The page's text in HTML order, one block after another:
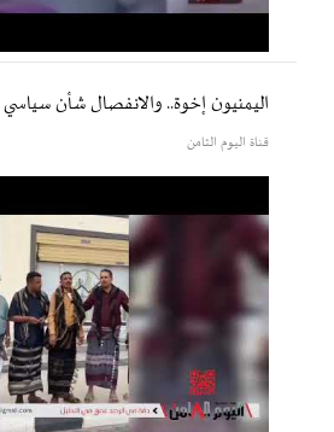
اليمنيون إخوة.. والانفصال شأن سياسي
قناة اليوم الثامن